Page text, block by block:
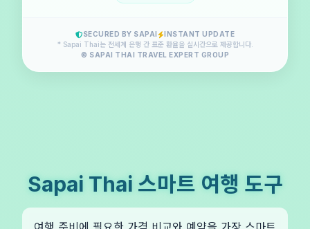
SECURED BY SAPAI
INSTANT UPDATE
* Sapai Thai는 전세계 은행 간 표준 환율을 실시간으로 제공합니다.
© SAPAI THAI TRAVEL EXPERT GROUP
Sapai Thai 스마트 여행 도구